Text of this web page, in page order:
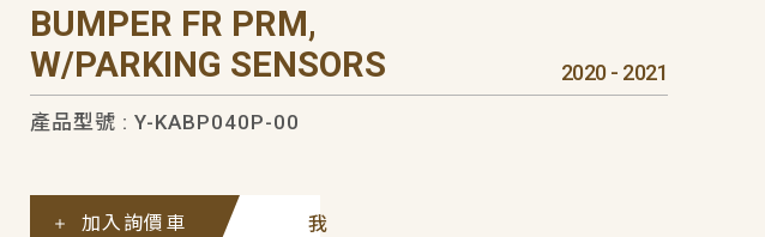
BUMPER FR PRM,
W/PARKING SENSORS
2020 - 2021
產品型號 : Y-KABP040P-00
我
加入詢價車